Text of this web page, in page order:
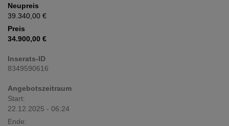
Neupreis
39.340,00 €
Preis
34.900,00 €
Inserats-ID
8349590616
Angebotszeitraum
Start:
22.12.2025 - 06:24
Ende: